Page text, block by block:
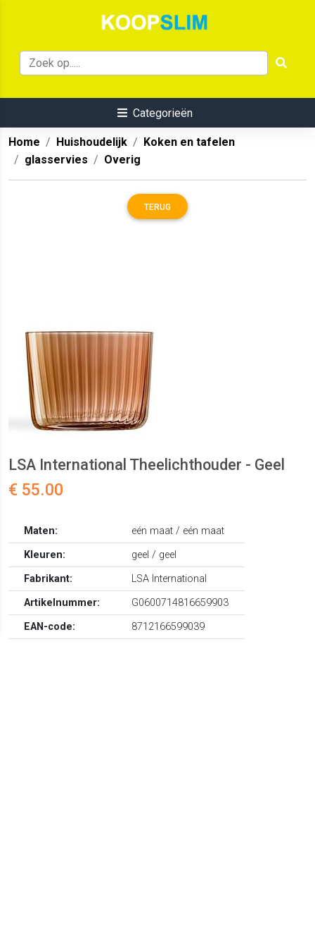
Categorieën
Home Huishoudelijk
Koken en tafelen
glasservies
Overig
TERUG
LSA International Theelichthouder - Geel
€ 55.00
Maten:
eén maat / eén maat
Kleuren:
geel / geel
Fabrikant:
LSA International
Artikelnummer:
G0600714816659903
EAN-code:
8712166599039